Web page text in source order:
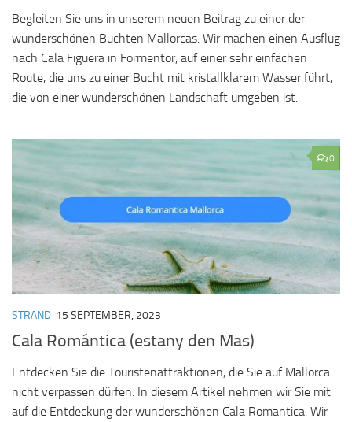
Begleiten Sie uns in unserem neuen Beitrag zu einer der
wunderschönen Buchten Mallorcas. Wir machen einen Ausflug
nach Cala Figuera in Formentor, auf einer sehr einfachen
Route, die uns zu einer Bucht mit kristallklarem Wasser führt,
die von einer wunderschönen Landschaft umgeben ist.
0
STRAND 15 SEPTEMBER, 2023
Cala Romántica (estany den Mas)
Entdecken Sie die Touristenattraktionen, die Sie auf Mallorca
nicht verpassen dürfen. In diesem Artikel nehmen wir Sie mit
auf die Entdeckung der wunderschönen Cala Romantica. Wir